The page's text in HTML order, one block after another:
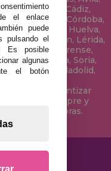
Cáceres, Cádiz,
Ciudad Real, Córdoba,
Guipúzcoa, Huelva,
Palmas, Leon, Lérida,
Navarra, Orense,
Sevilla, Soria,
Valencia, Valladolid,
para garantizar
siempre y
de las 18 horas.
el enlace
puede
pulsando el
Es posible
algunas
el botón